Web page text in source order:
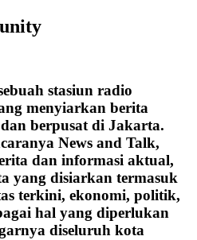
stasiun radio
menyiarkan berita
berpusat di Jakarta.
News and Talk,
dan informasi aktual,
yang disiarkan termasuk
terkini, ekonomi, politik,
hal yang diperlukan
diseluruh kota